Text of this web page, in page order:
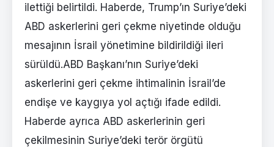
ilettiği belirtildi. Haberde, Trump’ın Suriye’deki
ABD askerlerini geri çekme niyetinde olduğu
mesajının İsrail yönetimine bildirildiği ileri
sürüldü.ABD Başkanı’nın Suriye’deki
askerlerini geri çekme ihtimalinin İsrail’de
endişe ve kaygıya yol açtığı ifade edildi.
Haberde ayrıca ABD askerlerinin geri
çekilmesinin Suriye’deki terör örgütü